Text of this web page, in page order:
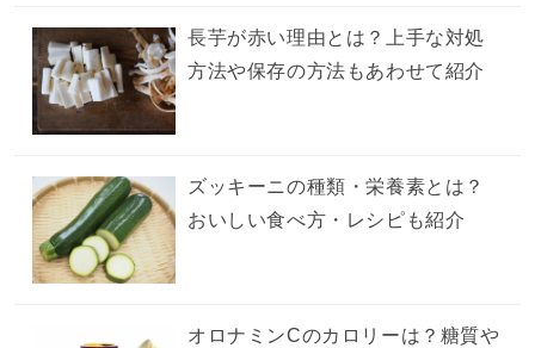
長芋が赤い理由とは？上手な対処
方法や保存の方法もあわせて紹介
ズッキーニの種類・栄養素とは？
おいしい食べ方・レシピも紹介
オロナミンCのカロリーは？糖質や